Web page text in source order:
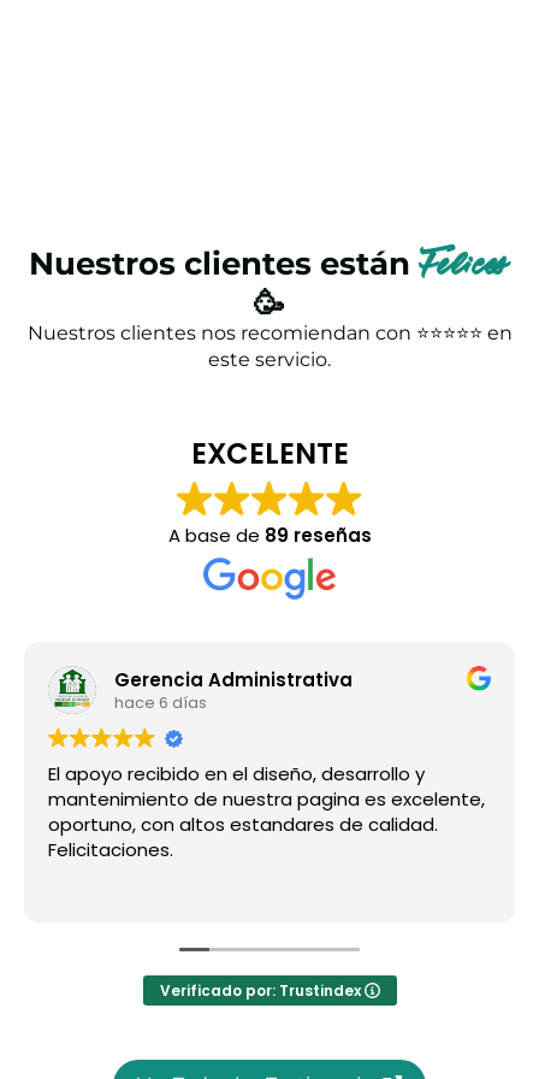
Nuestros clientes están Felices
🥳
Nuestros clientes nos recomiendan con ⭐⭐⭐⭐⭐ en
este servicio.
EXCELENTE
A base de 89 reseñas
Gerencia Administrativa
hace 6 días
El apoyo recibido en el diseño, desarrollo y
mantenimiento de nuestra pagina es excelente,
oportuno, con altos estandares de calidad.
Felicitaciones.
Verificado por: Trustindex